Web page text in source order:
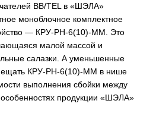
BB/TEL в «ШЭЛА»
моноблочное комплектное
— КРУ-РН-6(10)-ММ. Это
малой массой и
салазки. А уменьшенные
КРУ-РН-6(10)-ММ в нише
выполнения сбойки между
продукции «ШЭЛА»